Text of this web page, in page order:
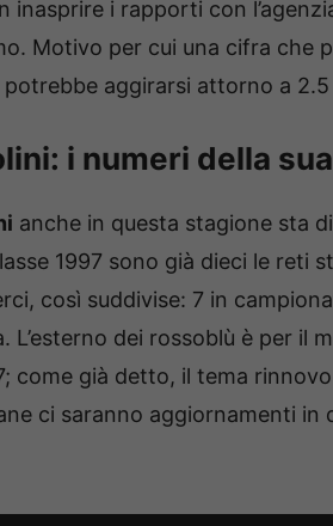
inasprire i rapporti con
Motivo per cui una cifra che
potrebbe aggirarsi attorno a
i numeri della
anche in questa stagione sta
1997 sono già dieci le reti
così suddivise: 7 in
L’esterno dei rossoblù è per il
come già detto, il tema
ci saranno aggiornamenti in